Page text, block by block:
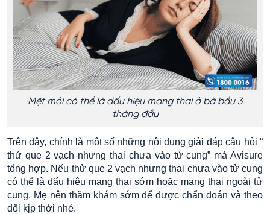
Mệt mỏi có thể là dấu hiệu mang thai ở bà bầu 3
tháng đầu
Trên đây, chính là một số những nội dung giải đáp câu hỏi “
thử que 2 vạch nhưng thai chưa vào tử cung” mà Avisure
tổng hợp. Nếu thử que 2 vạch nhưng thai chưa vào tử cung
có thể là dấu hiệu mang thai sớm hoặc mang thai ngoài tử
cung. Mẹ nên thăm khám sớm để được chẩn đoán và theo
dõi kịp thời nhé.